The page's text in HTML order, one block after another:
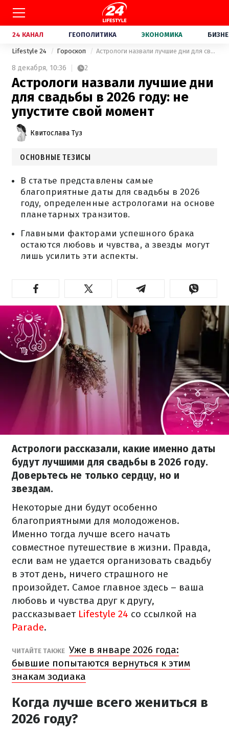
24 КАНАЛ ГЕОПОЛИТИКА ЭКОНОМИКА
Lifestyle 24 Гороскоп Астрологи назвали лучшие дни для свадьбы в 2026 году: не упустите свой момент
8 декабря, 10:36 2
Астрологи назвали лучшие дни
для свадьбы в 2026 году: не
упустите свой момент
Квитослава Туз
ОСНОВНЫЕ ТЕЗИСЫ
В статье представлены самые
благоприятные даты для свадьбы в 2026
году, определенные астрологами на основе
планетарных транзитов.
Главными факторами успешного брака
остаются любовь и чувства, а звезды могут
лишь усилить эти аспекты.
Астрологи рассказали, какие именно даты
будут лучшими для свадьбы в 2026 году.
Доверьтесь не только сердцу, но и
звездам.
Некоторые дни будут особенно
благоприятными для молодоженов.
Именно тогда лучше всего начать
совместное путешествие в жизни. Правда,
если вам не удается организовать свадьбу
в этот день, ничего страшного не
произойдет. Самое главное здесь – ваша
любовь и чувства друг к другу,
рассказывает Lifestyle 24 со ссылкой на
Parade.
ЧИТАЙТЕ ТАКЖЕ Уже в январе 2026 года:
бывшие попытаются вернуться к этим
знакам зодиака
Когда лучше всего жениться в
2026 году?